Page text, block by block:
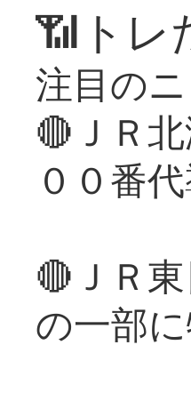
📶トレ
注目の
🔴ＪＲ
００番
🔴ＪＲ
の一部